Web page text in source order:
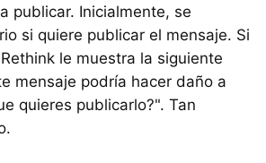
publicar. Inicialmente, se
si quiere publicar el mensaje. Si
le muestra la siguiente
mensaje podría hacer daño a
quieres publicarlo?". Tan